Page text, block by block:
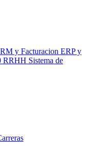
y Facturacion ERP y
RRHH Sistema de